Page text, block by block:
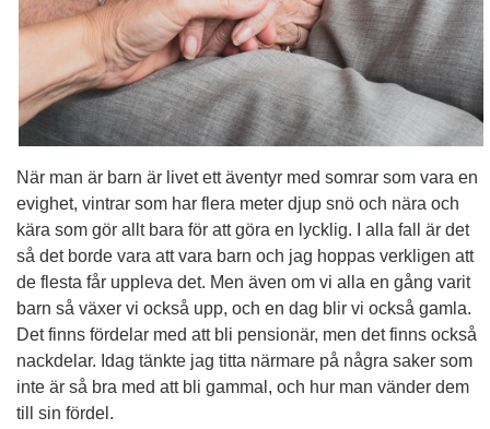
När man är barn är livet ett äventyr med somrar som vara en
evighet, vintrar som har flera meter djup snö och nära och
kära som gör allt bara för att göra en lycklig. I alla fall är det
så det borde vara att vara barn och jag hoppas verkligen att
de flesta får uppleva det. Men även om vi alla en gång varit
barn så växer vi också upp, och en dag blir vi också gamla.
Det finns fördelar med att bli pensionär, men det finns också
nackdelar. Idag tänkte jag titta närmare på några saker som
inte är så bra med att bli gammal, och hur man vänder dem
till sin fördel.